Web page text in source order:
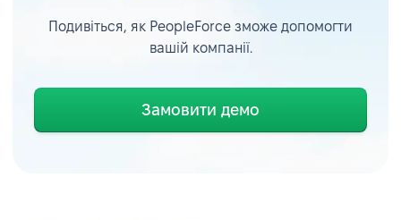
Подивіться, як PeopleForce зможе допомогти
вашій компанії.
Замовити демо